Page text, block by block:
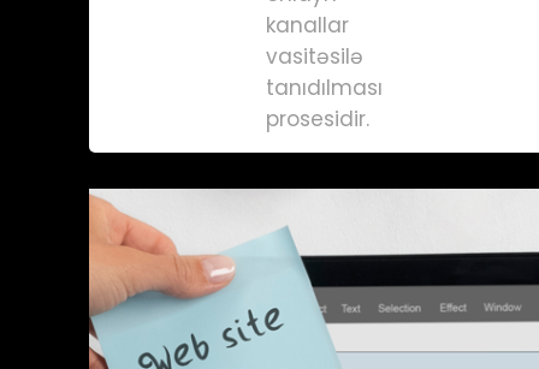
kanallar
vasitəsilə
tanıdılması
prosesidir.